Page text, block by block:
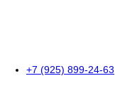
+7 (925) 899-24-63